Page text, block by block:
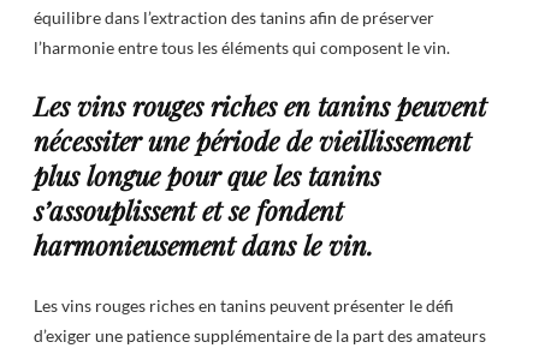
équilibre dans l’extraction des tanins afin de préserver
l’harmonie entre tous les éléments qui composent le vin.
Les vins rouges riches en tanins peuvent
nécessiter une période de vieillissement
plus longue pour que les tanins
s’assouplissent et se fondent
harmonieusement dans le vin.
Les vins rouges riches en tanins peuvent présenter le défi
d’exiger une patience supplémentaire de la part des amateurs